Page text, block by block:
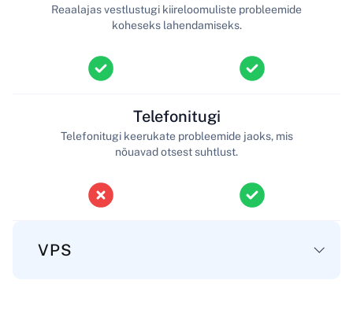
Reaalajas vestlustugi kiireloomuliste probleemide
koheseks lahendamiseks.
Telefonitugi
Telefonitugi keerukate probleemide jaoks, mis
nõuavad otsest suhtlust.
VPS